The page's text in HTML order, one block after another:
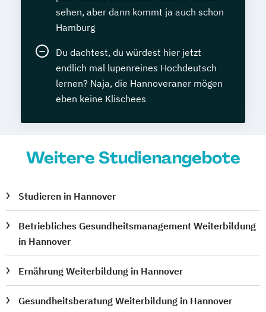
sehen, aber dann kommt ja auch schon
Hamburg
Du dachtest, du würdest hier jetzt
endlich mal lupenreines Hochdeutsch
lernen? Naja, die Hannoveraner mögen
eben keine Klischees
Weitere Studienangebote
Studieren in Hannover
Betriebliches Gesundheitsmanagement Weiterbildung
in Hannover
Ernährung Weiterbildung in Hannover
Gesundheitsberatung Weiterbildung in Hannover